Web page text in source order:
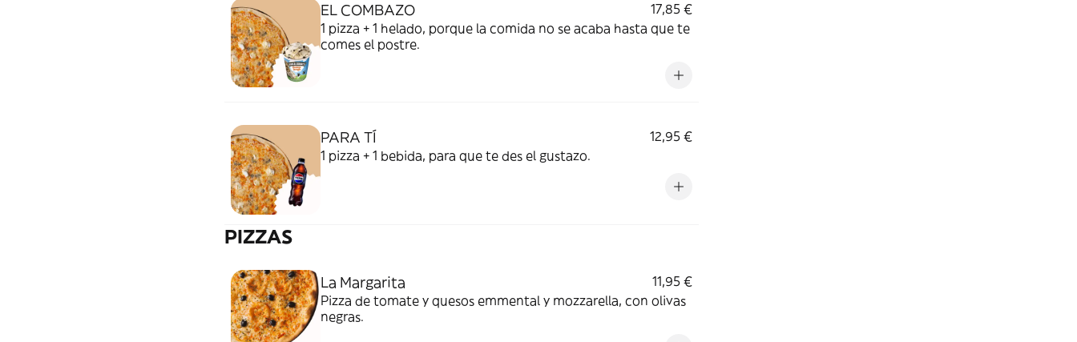
EL COMBAZO
17,85 €
1 pizza + 1 helado, porque la comida no se acaba hasta que te
comes el postre.
PARA TÍ
12,95 €
1 pizza + 1 bebida, para que te des el gustazo.
PIZZAS
La Margarita
11,95 €
Pizza de tomate y quesos emmental y mozzarella, con olivas
negras.